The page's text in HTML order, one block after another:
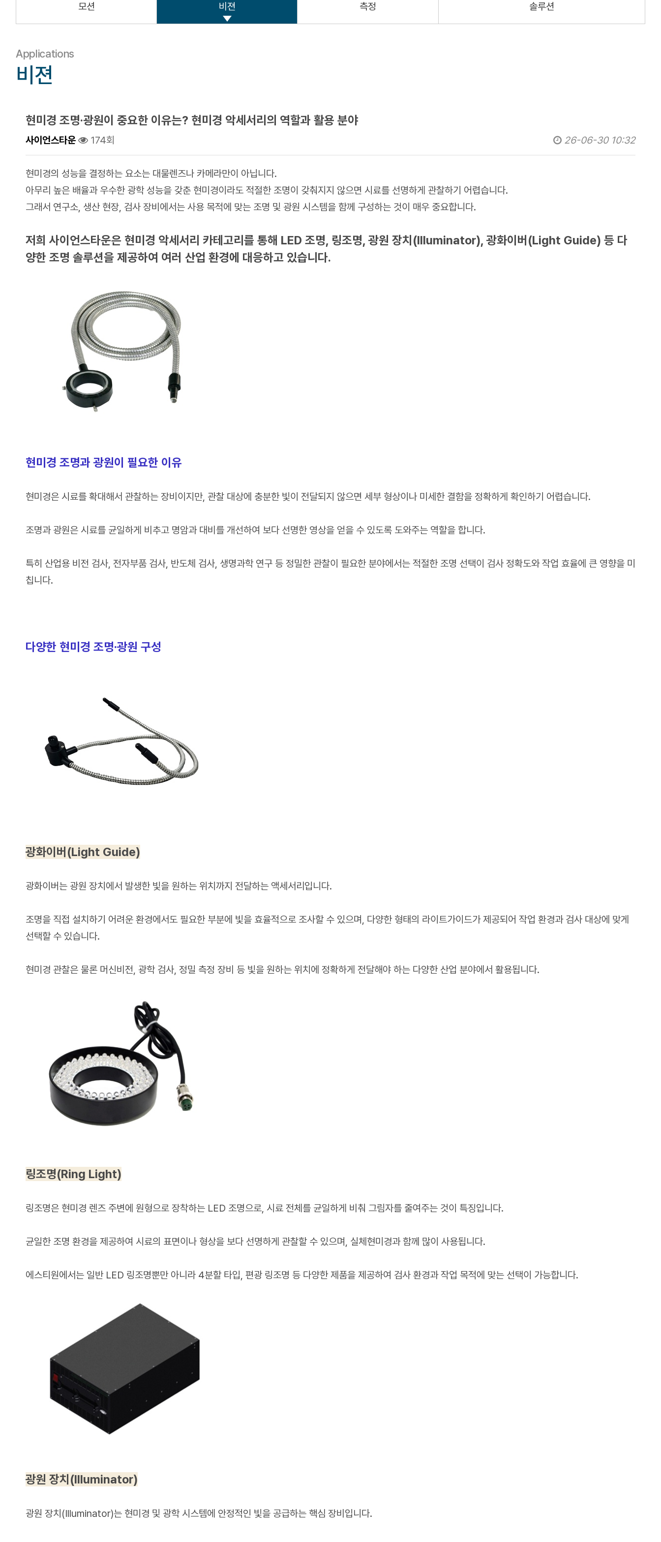
모션 비젼 측정 솔루션
Applications
비젼
현미경 조명·광원이 중요한 이유는? 현미경 악세서리의 역할과 활용 분야
사이언스타운 174회 26-06-30 10:32
현미경의 성능을 결정하는 요소는 대물렌즈나 카메라만이 아닙니다.
아무리 높은 배율과 우수한 광학 성능을 갖춘 현미경이라도 적절한 조명이 갖춰지지 않으면 시료를 선명하게 관찰하기 어렵습니다.
그래서 연구소, 생산 현장, 검사 장비에서는 사용 목적에 맞는 조명 및 광원 시스템을 함께 구성하는 것이 매우 중요합니다.
저희 사이언스타운은 현미경 악세서리 카테고리를 통해 LED 조명, 링조명, 광원 장치(Illuminator), 광화이버(Light Guide) 등 다
양한 조명 솔루션을 제공하여 여러 산업 환경에 대응하고 있습니다.
현미경 조명과 광원이 필요한 이유
현미경은 시료를 확대해서 관찰하는 장비이지만, 관찰 대상에 충분한 빛이 전달되지 않으면 세부 형상이나 미세한 결함을 정확하게 확인하기 어렵습니다.
조명과 광원은 시료를 균일하게 비추고 명암과 대비를 개선하여 보다 선명한 영상을 얻을 수 있도록 도와주는 역할을 합니다.
특히 산업용 비전 검사, 전자부품 검사, 반도체 검사, 생명과학 연구 등 정밀한 관찰이 필요한 분야에서는 적절한 조명 선택이 검사 정확도와 작업 효율에 큰 영향을 미
칩니다.
다양한 현미경 조명·광원 구성
광화이버(Light Guide)
광화이버는 광원 장치에서 발생한 빛을 원하는 위치까지 전달하는 액세서리입니다.
조명을 직접 설치하기 어려운 환경에서도 필요한 부분에 빛을 효율적으로 조사할 수 있으며, 다양한 형태의 라이트가이드가 제공되어 작업 환경과 검사 대상에 맞게
선택할 수 있습니다.
현미경 관찰은 물론 머신비전, 광학 검사, 정밀 측정 장비 등 빛을 원하는 위치에 정확하게 전달해야 하는 다양한 산업 분야에서 활용됩니다.
링조명(Ring Light)
링조명은 현미경 렌즈 주변에 원형으로 장착하는 LED 조명으로, 시료 전체를 균일하게 비춰 그림자를 줄여주는 것이 특징입니다.
균일한 조명 환경을 제공하여 시료의 표면이나 형상을 보다 선명하게 관찰할 수 있으며, 실체현미경과 함께 많이 사용됩니다.
에스티원에서는 일반 LED 링조명뿐만 아니라 4분할 타입, 편광 링조명 등 다양한 제품을 제공하여 검사 환경과 작업 목적에 맞는 선택이 가능합니다.
광원 장치(Illuminator)
광원 장치(Illuminator)는 현미경 및 광학 시스템에 안정적인 빛을 공급하는 핵심 장비입니다.